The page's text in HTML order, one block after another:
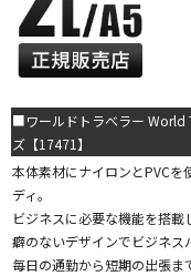
■ワールドトラベラー World
ズ【17471】
本体素材にナイロンとPVCを
ディ。
ビジネスに必要な機能を搭載
癖のないデザインでビジネス
毎日の通勤から短期の出張ま